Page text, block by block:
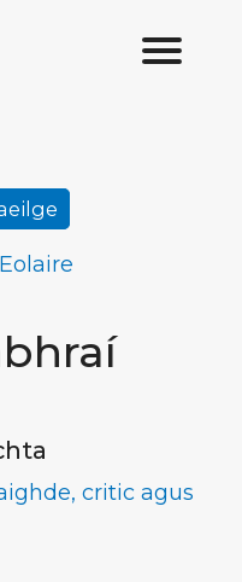
critic agus